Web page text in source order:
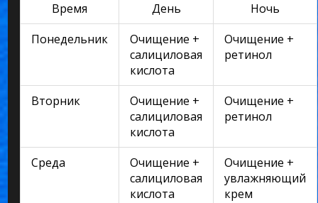
Время
День
Ночь
Понедельник
Очищение +
салициловая
кислота
Очищение +
ретинол
Вторник
Очищение +
салициловая
кислота
Очищение +
ретинол
Среда
Очищение +
салициловая
кислота
Очищение +
увлажняющий
крем